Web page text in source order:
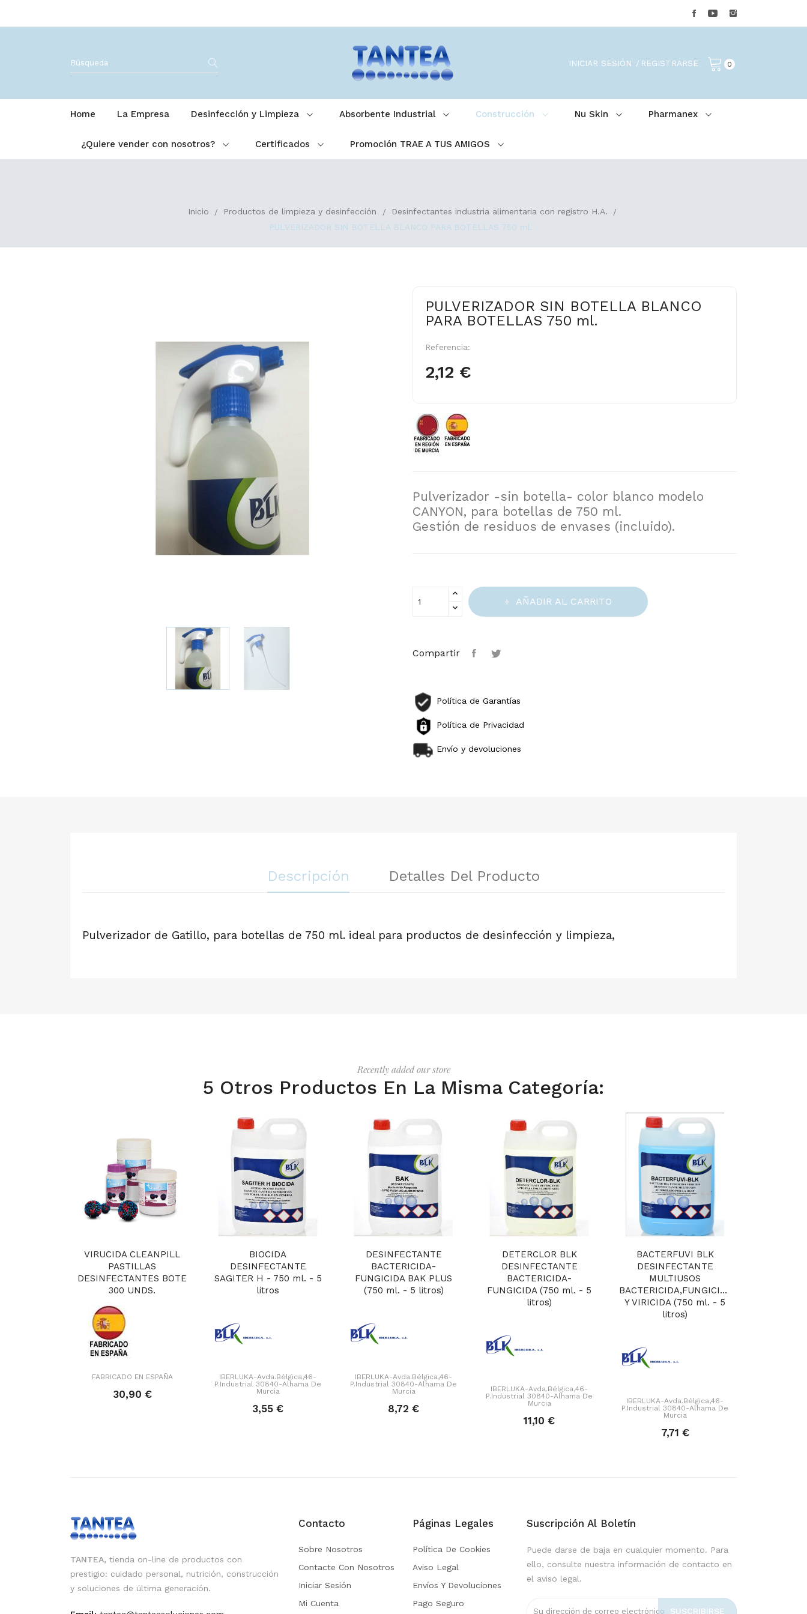
0
INICIAR SESIÓN REGISTRARSE
Home La Empresa Desinfección y Limpieza Absorbente Industrial Construcción Nu Skin Pharmanex
¿Quiere vender con nosotros? Certificados Promoción TRAE A TUS AMIGOS
Inicio Productos de limpieza y desinfección
Desinfectantes industria alimentaria con registro H.A.
PULVERIZADOR SIN BOTELLA BLANCO PARA BOTELLAS 750 ml.
PULVERIZADOR SIN BOTELLA BLANCO
PARA BOTELLAS 750 ml.
Referencia:
2,12 €
Pulverizador -sin botella- color blanco modelo
CANYON, para botellas de 750 ml.
Gestión de residuos de envases (incluido).
AÑADIR AL CARRITO
Compartir
Política de Garantías
Política de Privacidad
Envío y devoluciones
Descripción Detalles Del Producto
Pulverizador de Gatillo, para botellas de 750 ml. ideal para productos de desinfección y limpieza,
Recently added our store
5 Otros Productos En La Misma Categoría:
VIRUCIDA CLEANPILL
PASTILLAS
DESINFECTANTES BOTE
300 UNDS.
FABRICADO EN ESPAÑA
30,90 €
BIOCIDA
DESINFECTANTE
SAGITER H - 750 ml. - 5
litros
IBERLUKA-Avda.Bélgica,46-
P.Industrial 30840-Alhama De
Murcia
3,55 €
DESINFECTANTE
BACTERICIDA-
FUNGICIDA BAK PLUS
(750 ml. - 5 litros)
IBERLUKA-Avda.Bélgica,46-
P.Industrial 30840-Alhama De
Murcia
8,72 €
DETERCLOR BLK
DESINFECTANTE
BACTERICIDA-
FUNGICIDA (750 ml. - 5
litros)
IBERLUKA-Avda.Bélgica,46-
P.Industrial 30840-Alhama De
Murcia
11,10 €
BACTERFUVI BLK
DESINFECTANTE
MULTIUSOS
BACTERICIDA,FUNGICIDA
Y VIRICIDA (750 ml. - 5
litros)
IBERLUKA-Avda.Bélgica,46-
P.Industrial 30840-Alhama De
Murcia
7,71 €
TANTEA, tienda on-line de productos con
prestigio: cuidado personal, nutrición, construcción
y soluciones de última generación.
Contacto
Sobre Nosotros
Contacte Con Nosotros
Iniciar Sesión
Mi Cuenta
Páginas Legales
Política De Cookies
Aviso Legal
Envíos Y Devoluciones
Pago Seguro
Suscripción Al Boletín
Puede darse de baja en cualquier momento. Para
ello, consulte nuestra información de contacto en
el aviso legal.